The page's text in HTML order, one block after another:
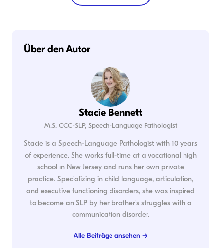
Über den Autor
Stacie Bennett
M.S. CCC-SLP, Speech-Language Pathologist
Stacie is a Speech-Language Pathologist with 10 years
of experience. She works full-time at a vocational high
school in New Jersey and runs her own private
practice. Specializing in child language, articulation,
and executive functioning disorders, she was inspired
to become an SLP by her brother's struggles with a
communication disorder.
Alle Beiträge ansehen →